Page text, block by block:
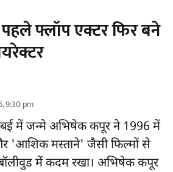
फ्लॉप एक्टर फिर बने
9:30 pm
में जन्मे अभिषेक कपूर ने 1996 में
'आशिक मस्ताने' जैसी फिल्मों से
में कदम रखा। अभिषेक कपूर